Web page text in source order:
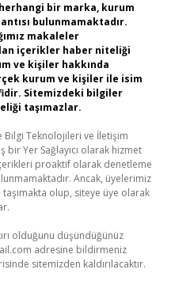
bir marka, kurum
bulunmamaktadır.
makaleler
içerikler haber niteliği
ve kişiler hakkında
kurum ve kişiler ile isim
Sitemizdeki bilgiler
taşımazlar.
Bilgi Teknolojileri ve İletişim
bir Yer Sağlayıcı olarak hizmet
proaktif olarak denetleme
Ancak, üyelerimiz
olup, siteye üye olarak
olduğunu düşündüğünüz
adresine bildirmeniz
sitemizden kaldırılacaktır.